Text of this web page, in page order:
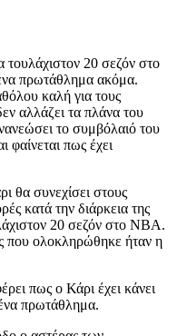
τουλάχιστον 20 σεζόν στο
πρωτάθλημα ακόμα.
καλή για τους
αλλάζει τα πλάνα του
το συμβόλαιό του
φαίνεται πως έχει
θα συνεχίσει στους
κατά την διάρκεια της
20 σεζόν στο ΝΒΑ.
που ολοκληρώθηκε ήταν η
πως ο Κάρι έχει κάνει
πρωτάθλημα.